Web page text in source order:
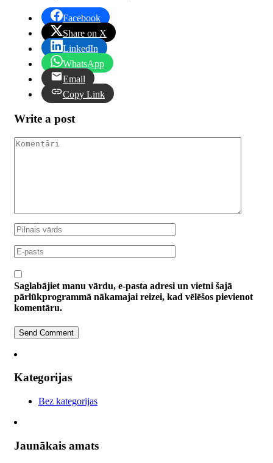
Facebook
Share on X
LinkedIn
WhatsApp
Email
Copy Link
Write a post
Saglabājiet manu vārdu, e-pasta adresi un vietni šajā
pārlūkprogrammā nākamajai reizei, kad vēlēšos pievienot
komentāru.
Kategorijas
Bez kategorijas
Jaunākais amats